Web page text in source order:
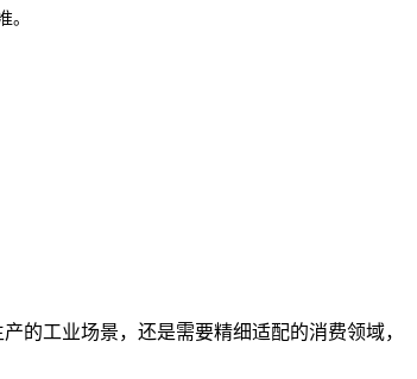
。
的工业场景，还是需要精细适配的消费领域，